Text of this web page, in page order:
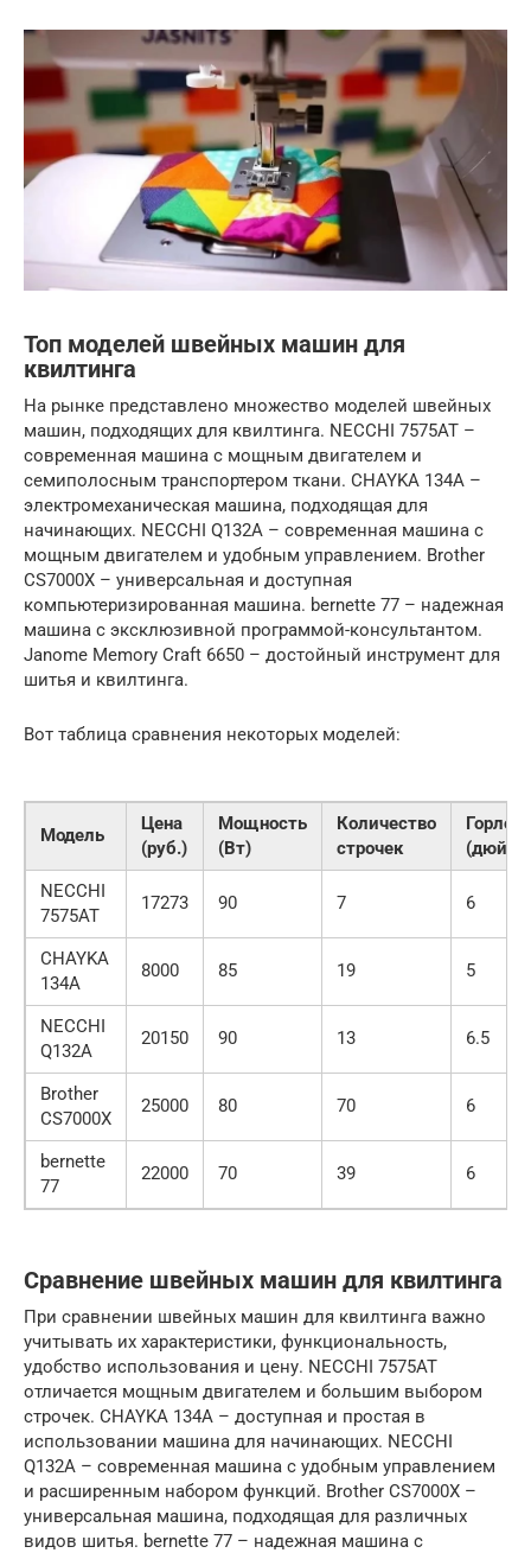
Топ моделей швейных машин для
квилтинга
На рынке представлено множество моделей швейных
машин, подходящих для квилтинга. NECCHI 7575AT –
современная машина с мощным двигателем и
семиполосным транспортером ткани. CHAYKA 134А –
электромеханическая машина, подходящая для
начинающих. NECCHI Q132A – современная машина с
мощным двигателем и удобным управлением. Brother
CS7000X – универсальная и доступная
компьютеризированная машина. bernette 77 – надежная
машина с эксклюзивной программой-консультантом.
Janome Memory Craft 6650 – достойный инструмент для
шитья и квилтинга.
Вот таблица сравнения некоторых моделей:
Модель
Цена
(руб.)
Мощность
(Вт)
Количество
строчек
NECCHI
7575AT
17273 90 7 6
CHAYKA
134А
8000 85 19 5
NECCHI
Q132A
20150 90 13 6.5
Brother
CS7000X
25000 80 70 6
bernette
77
22000 70 39 6
Сравнение швейных машин для квилтинга
При сравнении швейных машин для квилтинга важно
учитывать их характеристики, функциональность,
удобство использования и цену. NECCHI 7575AT
отличается мощным двигателем и большим выбором
строчек. CHAYKA 134А – доступная и простая в
использовании машина для начинающих. NECCHI
Q132A – современная машина с удобным управлением
и расширенным набором функций. Brother CS7000X –
универсальная машина, подходящая для различных
видов шитья. bernette 77 – надежная машина с